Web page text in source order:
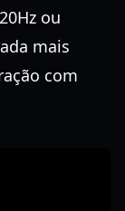
ou
mais
com